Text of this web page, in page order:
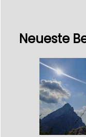
Neueste